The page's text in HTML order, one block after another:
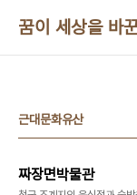
꿈이 세상을 바
근대문화유산
짜장면박물관